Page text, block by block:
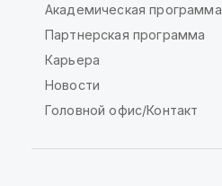
Академическая программа
Партнерская программа
Карьера
Новости
Головной офис/Контакт